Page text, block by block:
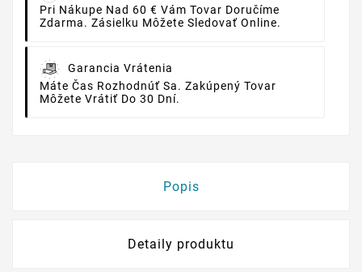
Pri Nákupe Nad 60 € Vám Tovar Doručíme
Zdarma. Zásielku Môžete Sledovať Online.
Garancia Vrátenia
Máte Čas Rozhodnúť Sa. Zakúpený Tovar
Môžete Vrátiť Do 30 Dní.
Popis
Detaily produktu